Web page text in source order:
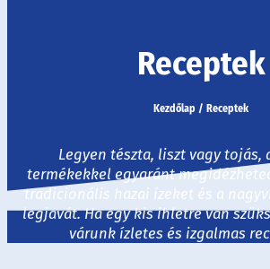
Receptek
Kezdőlap / Receptek
Legyen tészta, liszt vagy tojás,
termékekkel egyaránt
tradicionális hazai ízeket és a
legjavát. Ha egy kis ihletre van
várunk ízletes és izgalmas